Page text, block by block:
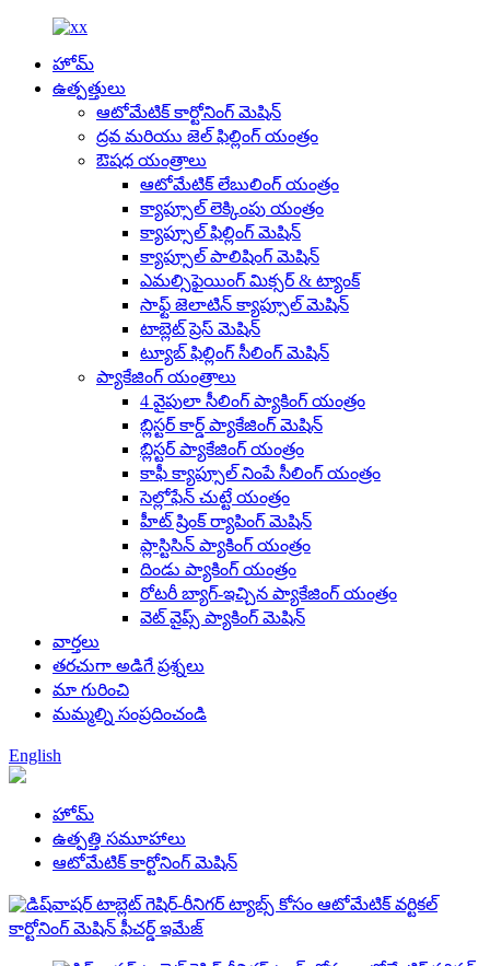
హోమ్
ఉత్పత్తులు
ఆటోమేటిక్ కార్టోనింగ్ మెషిన్
ద్రవ మరియు జెల్ ఫిల్లింగ్ యంత్రం
ఔషధ యంత్రాలు
ఆటోమేటిక్ లేబులింగ్ యంత్రం
క్యాప్సూల్ లెక్కింపు యంత్రం
క్యాప్సూల్ ఫిల్లింగ్ మెషిన్
క్యాప్సూల్ పాలిషింగ్ మెషిన్
ఎమల్సిఫైయింగ్ మిక్సర్ & ట్యాంక్
సాఫ్ట్ జెలాటిన్ క్యాప్సూల్ మెషిన్
టాబ్లెట్ ప్రెస్ మెషిన్
ట్యూబ్ ఫిల్లింగ్ సీలింగ్ మెషిన్
ప్యాకేజింగ్ యంత్రాలు
4 వైపులా సీలింగ్ ప్యాకింగ్ యంత్రం
బ్లిస్టర్ కార్డ్ ప్యాకేజింగ్ మెషిన్
బ్లిస్టర్ ప్యాకేజింగ్ యంత్రం
కాఫీ క్యాప్సూల్ నింపే సీలింగ్ యంత్రం
సెల్లోఫేన్ చుట్టే యంత్రం
హీట్ ష్రింక్ ర్యాపింగ్ మెషిన్
ప్లాస్టిసిన్ ప్యాకింగ్ యంత్రం
దిండు ప్యాకింగ్ యంత్రం
రోటరీ బ్యాగ్-ఇచ్చిన ప్యాకేజింగ్ యంత్రం
వెట్ వైప్స్ ప్యాకింగ్ మెషిన్
వార్తలు
తరచుగా అడిగే ప్రశ్నలు
మా గురించి
మమ్మల్ని సంప్రదించండి
English
హోమ్
ఉత్పత్తి సమూహాలు
ఆటోమేటిక్ కార్టోనింగ్ మెషిన్